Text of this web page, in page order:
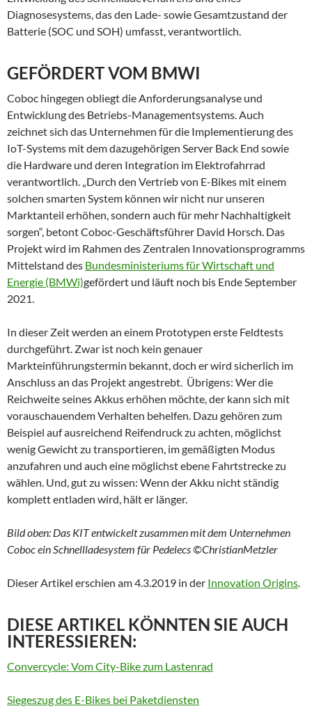
Diagnosesystems, das den Lade- sowie Gesamtzustand der
Batterie (SOC und SOH) umfasst, verantwortlich.
GEFÖRDERT VOM BMWI
Coboc hingegen obliegt die Anforderungsanalyse und
Entwicklung des Betriebs-Managementsystems. Auch
zeichnet sich das Unternehmen für die Implementierung des
IoT-Systems mit dem dazugehörigen Server Back End sowie
die Hardware und deren Integration im Elektrofahrrad
verantwortlich. „Durch den Vertrieb von E-Bikes mit einem
solchen smarten System können wir nicht nur unseren
Marktanteil erhöhen, sondern auch für mehr Nachhaltigkeit
sorgen“, betont Coboc-Geschäftsführer David Horsch. Das
Projekt wird im Rahmen des Zentralen Innovationsprogramms
Mittelstand des Bundesministeriums für Wirtschaft und
Energie (BMWi)gefördert und läuft noch bis Ende September
2021.
In dieser Zeit werden an einem Prototypen erste Feldtests
durchgeführt. Zwar ist noch kein genauer
Markteinführungstermin bekannt, doch er wird sicherlich im
Anschluss an das Projekt angestrebt. Übrigens: Wer die
Reichweite seines Akkus erhöhen möchte, der kann sich mit
vorauschauendem Verhalten behelfen. Dazu gehören zum
Beispiel auf ausreichend Reifendruck zu achten, möglichst
wenig Gewicht zu transportieren, im gemäßigten Modus
anzufahren und auch eine möglichst ebene Fahrtstrecke zu
wählen. Und, gut zu wissen: Wenn der Akku nicht ständig
komplett entladen wird, hält er länger.
Bild oben: Das KIT entwickelt zusammen mit dem Unternehmen
Coboc ein Schnellladesystem für Pedelecs ©ChristianMetzler
Dieser Artikel erschien am 4.3.2019 in der Innovation Origins.
DIESE ARTIKEL KÖNNTEN SIE AUCH
INTERESSIEREN:
Convercycle: Vom City-Bike zum Lastenrad
Siegeszug des E-Bikes bei Paketdiensten